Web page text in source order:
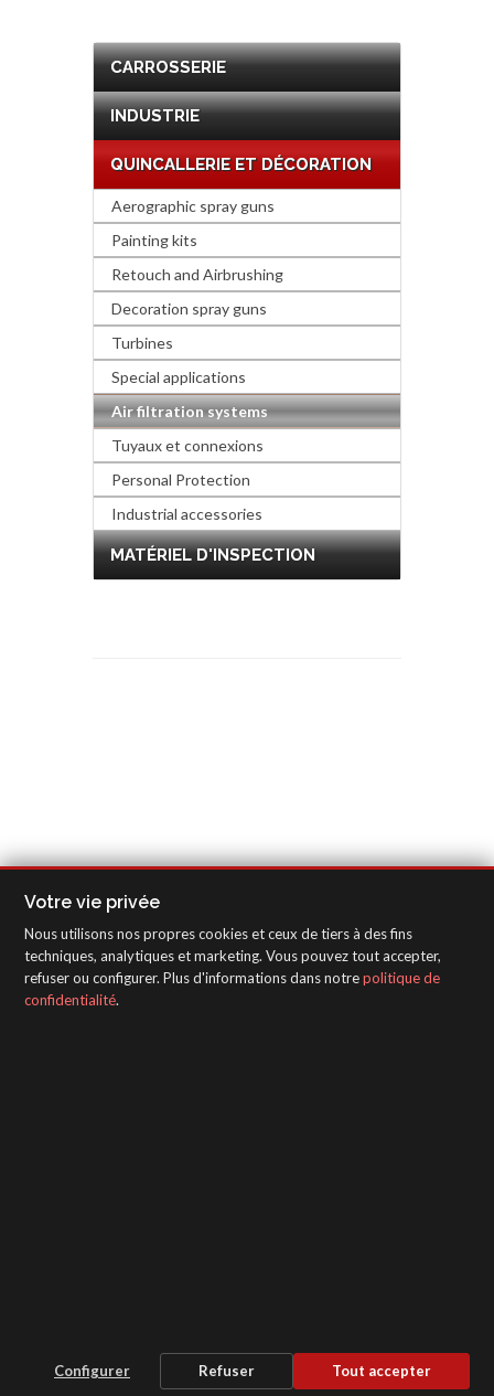
CARROSSERIE
INDUSTRIE
QUINCALLERIE ET DÉCORATION
Aerographic spray guns
Painting kits
Retouch and Airbrushing
Decoration spray guns
Turbines
Special applications
Air filtration systems
Tuyaux et connexions
Personal Protection
Industrial accessories
MATÉRIEL D'INSPECTION
Paramètres des cookies
Votre vie privée
Nous utilisons nos propres cookies et ceux de tiers à des fins
techniques, analytiques et marketing. Vous pouvez tout accepter,
refuser ou configurer. Plus d'informations dans notrepolitique de
confidentialité.
Configurer Refuser Tout accepter